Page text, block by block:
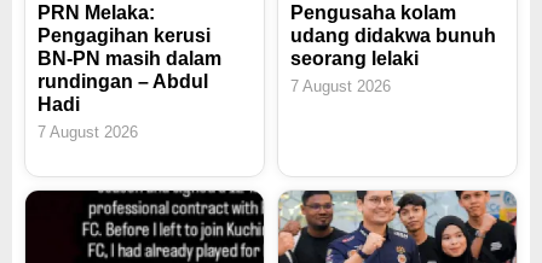
PRN Melaka:
Pengagihan kerusi
BN-PN masih dalam
rundingan – Abdul
Hadi
7 August 2026
Pengusaha kolam
udang didakwa bunuh
seorang lelaki
7 August 2026